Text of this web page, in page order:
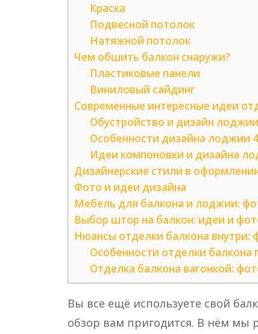
Краска
Подвесной потолок
Натяжной потолок
Чем обшить балкон снаружи?
Пластиковые панели
Виниловый сайдинг
Современные интересные идеи
Обустройство и дизайн
Особенности дизайна лоджии
Идеи компоновки и дизайна
Дизайнерские стили в
Фото и идеи дизайна
Мебель для балкона и лоджии:
Выбор штор на балкон: идеи и
Нюансы отделки балкона внутри:
Особенности отделки
Отделка балкона вагонкой:
Вы все ещё используете свой
обзор вам пригодится. В нём мы